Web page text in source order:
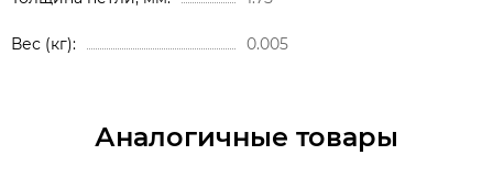
Вес (кг) 0.005
Аналогичные товары